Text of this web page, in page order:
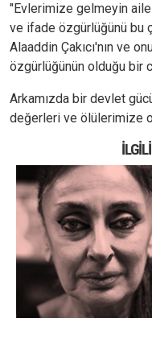
"Evlerimize gelmeyin
ve ifade özgürlüğünü bu
Alaaddin Çakıcı'nın ve
özgürlüğünün olduğu bir
Arkamızda bir devlet
değerleri ve ölülerimize